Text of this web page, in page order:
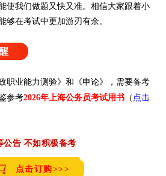
使我们做题又快又准。相信大家跟着小
够在考试中更加游刃有余。
职业能力测验》和《申论》，需要备考
参考2026年上海公务员考试用书 （ 点击
公告 不如积极备考
点击订购>>>